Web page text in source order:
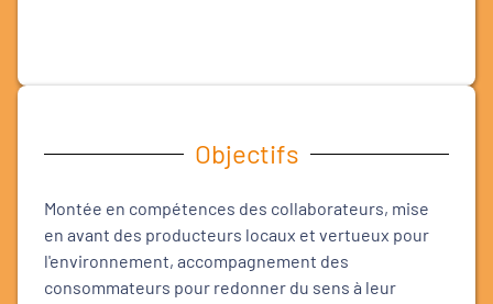
Objectifs
Montée en compétences des collaborateurs, mise
en avant des producteurs locaux et vertueux pour
l'environnement, accompagnement des
consommateurs pour redonner du sens à leur